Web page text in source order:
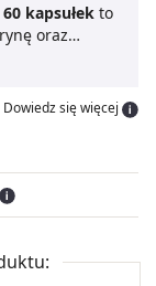
kapsułek to
oraz
z
kapsułek
regularną
dla osób
w ciąży,
Dowiedz się więcej